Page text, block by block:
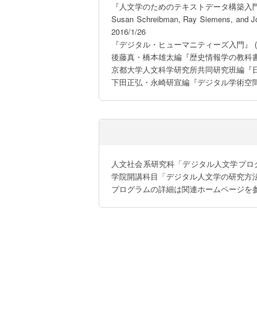
『人文学のためのテキストデータ構築入
Susan Schreibman, Ray Siemens, and
2016/1/26
『デジタル・ヒューマニティーズ入門
後藤真・橋本雄太編『歴史情報学の教科
京都大学人文科学研究所共同研究班編『
下田正弘・永崎研宣編『デジタル学術空
人文社会系研究科「デジタル人文学プ
学院開講科目「デジタル人文学の研究方
プログラムの詳細は関連ホームページを